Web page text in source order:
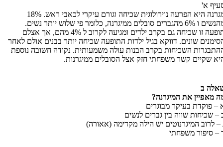
א'
מגרנה היא הפרעה נוירולוגית שכיחה וגורם עיקרי לכאבי ראש. 18%
מהנשים ו 6% מהגברים סובלים ממיגרנה, כלומר פי שלוש יותר נשים.
תופעה זו שכיחה גם בקרב ילדים ומגיעה לקרוב ל 4% מהם, אך אצלם
שונים. דווקא בגיל ילדות התופעה שכיחה יותר בבנים אולם לאחר
השכיחות בקרב הבנות עולה משמעותית. נקודה חשובה נוספת
שקיים קשר משפחתי חזק אצל הסובלים ממיגרנות.
ב
מאפיין את המיגרנה?
– פוקדת בעיקר מבוגרים
– שכיחות שווה בין גברים לנשים
– לרוב המיגרנוטים יש הילה מקדימה (אאורה)
– סיפור משפחתי